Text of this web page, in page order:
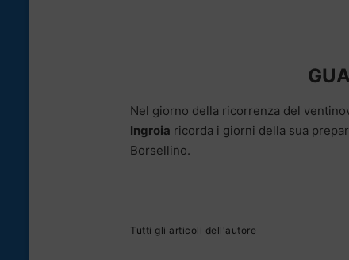
Nel giorno della ricorrenza del
Ingroia ricorda i giorni della sua
Borsellino.
Tutti gli articoli dell'autore